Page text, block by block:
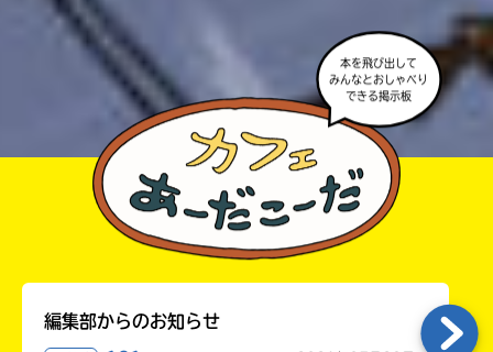
本を飛び出して
みんなとおしゃべり
できる掲示板
編集部からのお知らせ